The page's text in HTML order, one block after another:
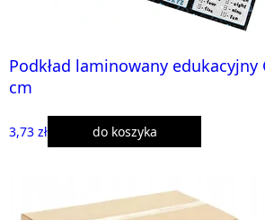
Podkład laminowany edukacyjny
cm
3,73 zł do koszyka